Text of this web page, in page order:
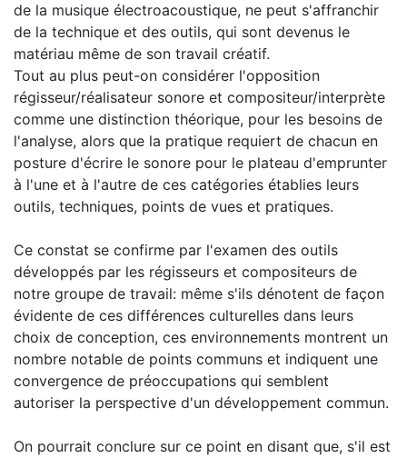
de la musique électroacoustique, ne peut s'affranchir
de la technique et des outils, qui sont devenus le
matériau même de son travail créatif.
Tout au plus peut-on considérer l'opposition
régisseur/réalisateur sonore et compositeur/interprète
comme une distinction théorique, pour les besoins de
l'analyse, alors que la pratique requiert de chacun en
posture d'écrire le sonore pour le plateau d'emprunter
à l'une et à l'autre de ces catégories établies leurs
outils, techniques, points de vues et pratiques.
Ce constat se confirme par l'examen des outils
développés par les régisseurs et compositeurs de
notre groupe de travail: même s'ils dénotent de façon
évidente de ces différences culturelles dans leurs
choix de conception, ces environnements montrent un
nombre notable de points communs et indiquent une
convergence de préoccupations qui semblent
autoriser la perspective d'un développement commun.
On pourrait conclure sur ce point en disant que, s'il est